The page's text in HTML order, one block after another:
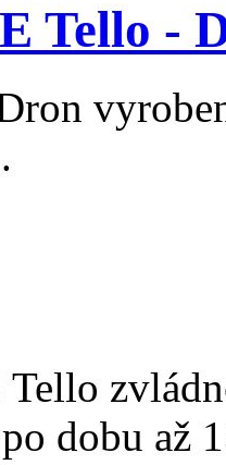
Tello -
dobu až